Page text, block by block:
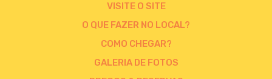
VISITE O SITE
O QUE FAZER NO LOCAL?
COMO CHEGAR?
GALERIA DE FOTOS